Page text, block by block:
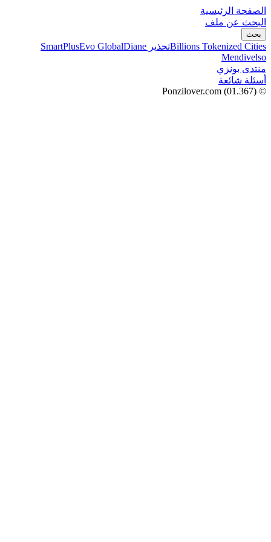
الصفحة الرئيسية
البحث عن ملف
بحث
Billions Tokenized Citiesتحذير SmartPlus Evo GlobalDiane
Mendivelso
منتدى بونزي
أسئلة شائعة
© Ponzilover.com
(01.367)